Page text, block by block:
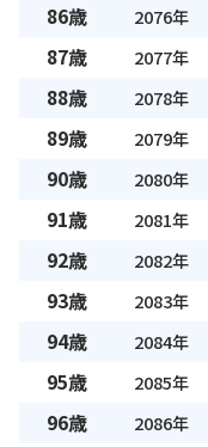
86歳 2076年
87歳 2077年
88歳 2078年
89歳 2079年
90歳 2080年
91歳 2081年
92歳 2082年
93歳 2083年
94歳 2084年
95歳 2085年
96歳 2086年